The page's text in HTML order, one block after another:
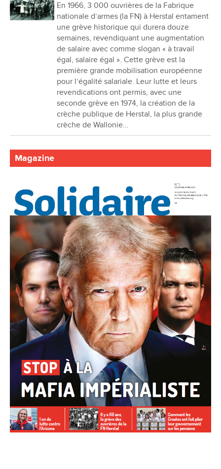
En 1966, 3 000 ouvrières de la Fabrique
nationale d’armes (la FN) à Herstal entament
une grève historique qui durera douze
semaines, revendiquant une augmentation
de salaire avec comme slogan « à travail
égal, salaire égal ». Cette grève est la
première grande mobilisation européenne
pour l’égalité salariale. Leur lutte et leurs
revendications ont permis, avec une
seconde grève en 1974, la création de la
crèche publique de Herstal, la plus grande
crèche de Wallonie…
Magazine